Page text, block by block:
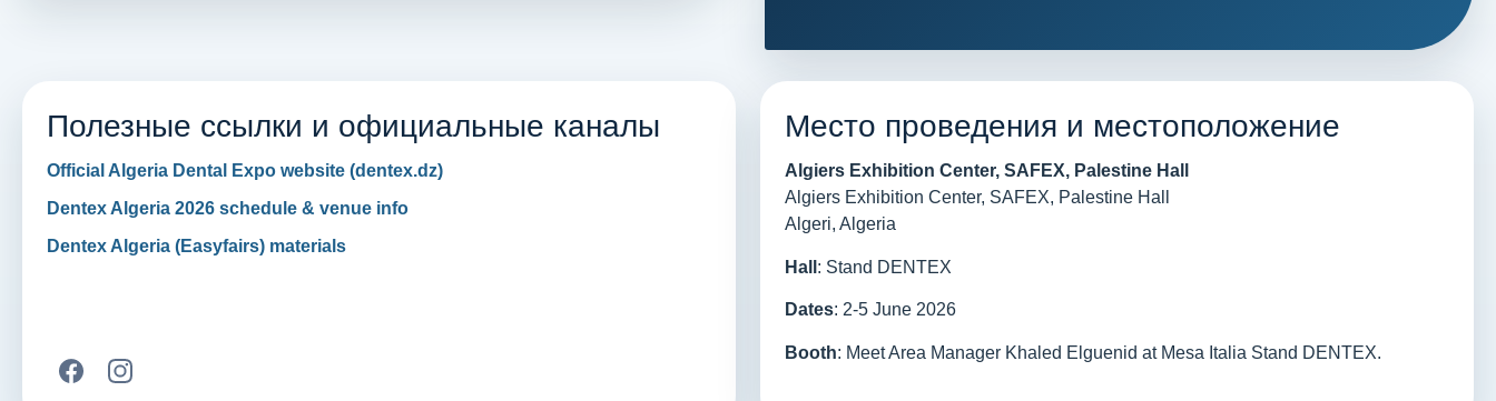
Полезные ссылки и официальные каналы
Official Algeria Dental Expo website (dentex.dz)
Dentex Algeria 2026 schedule & venue info
Dentex Algeria (Easyfairs) materials
Место проведения и местоположение
Algiers Exhibition Center, SAFEX, Palestine Hall
Algiers Exhibition Center, SAFEX, Palestine Hall
Algeri, Algeria
Hall : Stand DENTEX
Dates: 2-5 June 2026
Booth: Meet Area Manager Khaled Elguenid at Mesa Italia Stand DENTEX.